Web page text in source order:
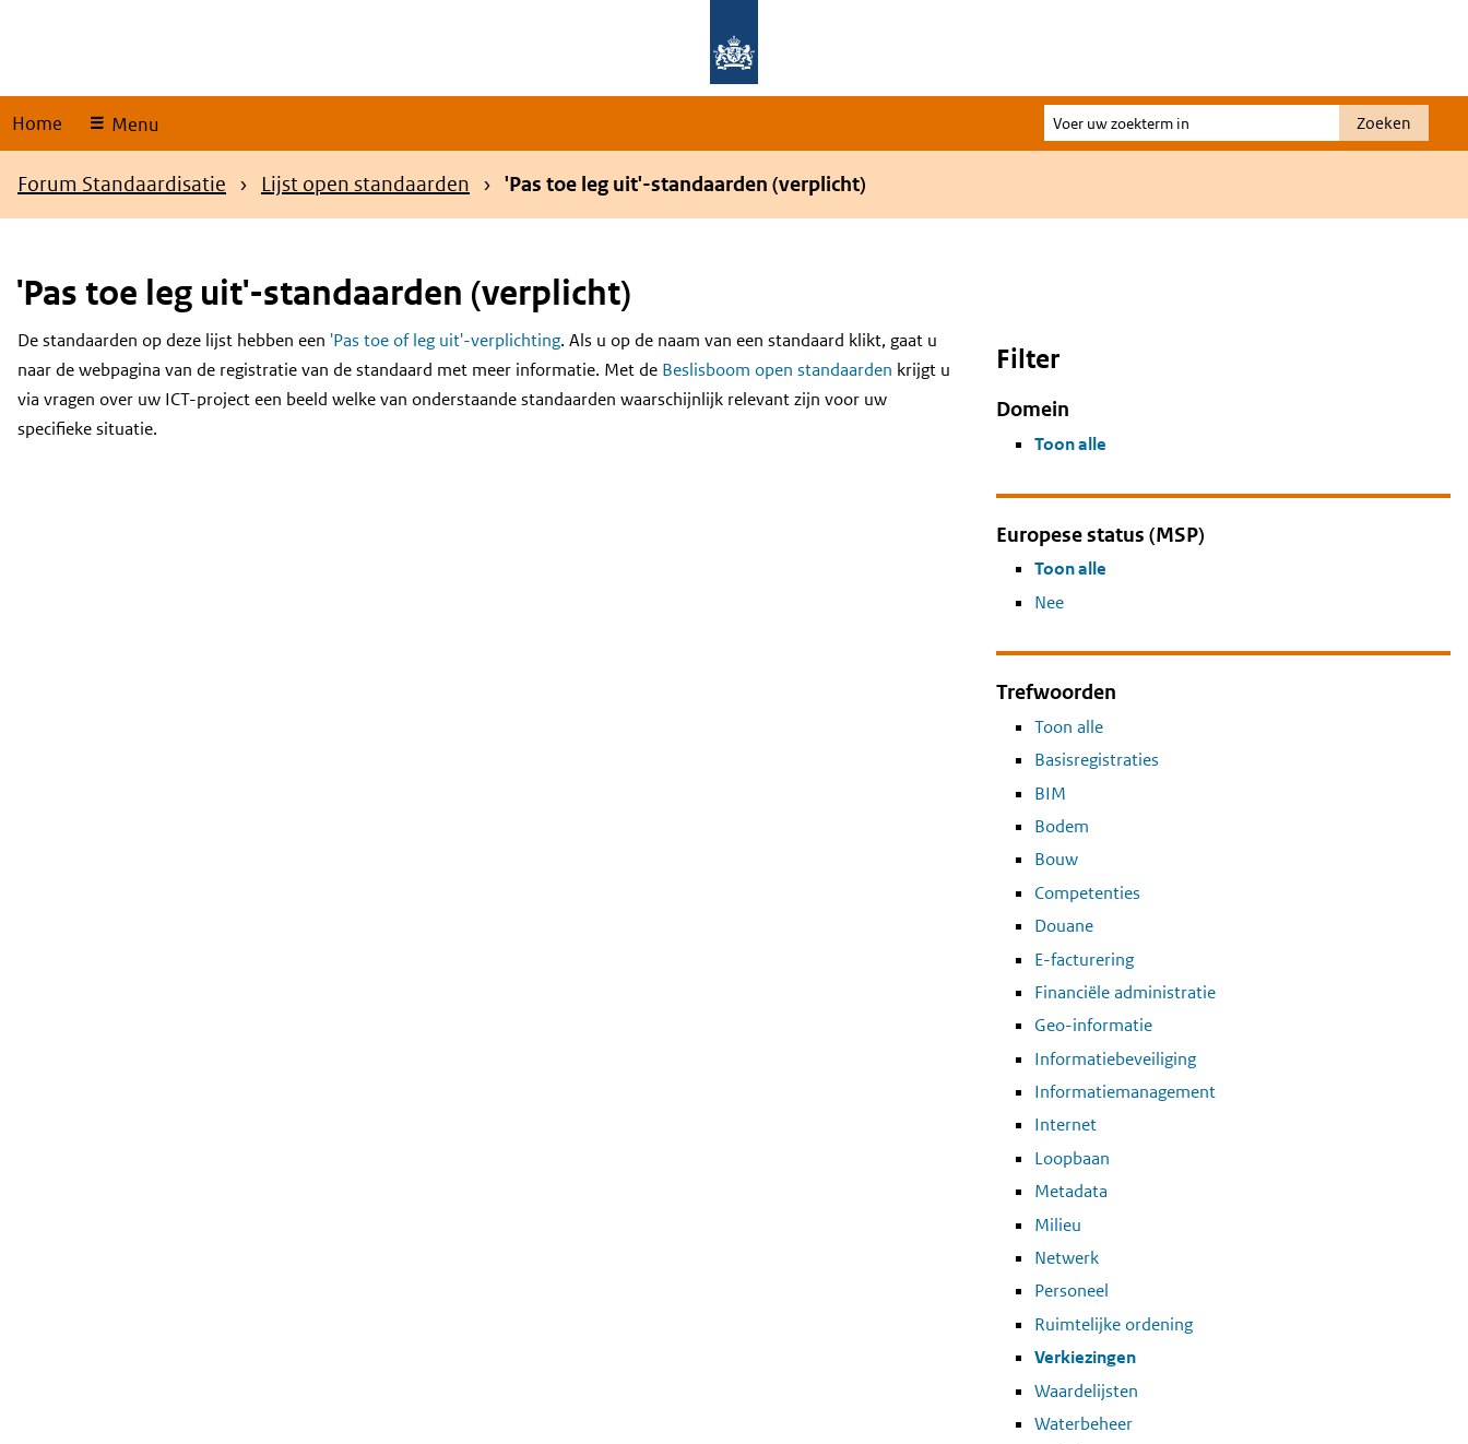
Home Menu
Voer
uw
Zoeken
Kruimelpad
Forum Standaardisatie Lijst open standaarden 'Pas toe leg uit'-standaarden (verplicht)
'Pas toe leg uit'-standaarden (verplicht)
Content
De standaarden op deze lijst hebben een 'Pas toe of leg uit'-verplichting. Als u op de naam van een standaard klikt, gaat u
naar de webpagina van de registratie van de standaard met meer informatie. Met de Beslisboom open standaarden krijgt u
via vragen over uw ICT-project een beeld welke van onderstaande standaarden waarschijnlijk relevant zijn voor uw
specifieke situatie.
Filter
Domein
Toon alle
Europese status (MSP)
Toon alle
Nee
Trefwoorden
Toon alle
Basisregistraties
BIM
Bodem
Bouw
Competenties
Douane
E-facturering
Financiële administratie
Geo-informatie
Informatiebeveiliging
Informatiemanagement
Internet
Loopbaan
Metadata
Milieu
Netwerk
Personeel
Ruimtelijke ordening
Verkiezingen
Waardelijsten
Waterbeheer